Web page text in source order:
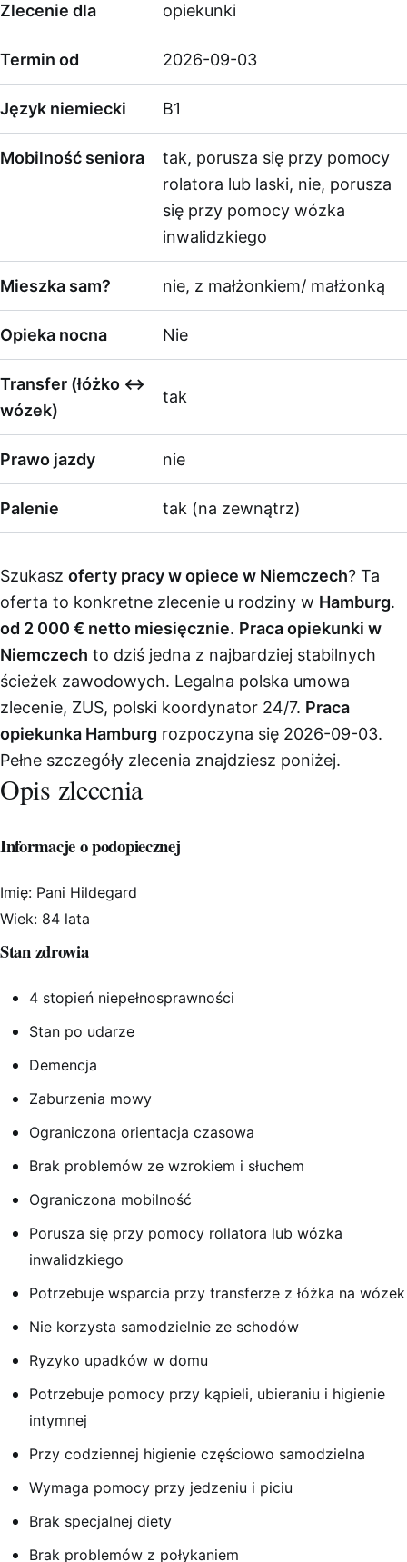
Zlecenie dla opiekunki
Termin od 2026-09-03
Język niemiecki B1
Mobilność seniora
tak, porusza się przy pomocy
rolatora lub laski, nie, porusza
się przy pomocy wózka
inwalidzkiego
Mieszka sam? nie, z małżonkiem/ małżonką
Opieka nocna Nie
Transfer (łóżko ↔
wózek)
tak
Prawo jazdy nie
Palenie tak (na zewnątrz)
Szukasz oferty pracy w opiece w Niemczech? Ta
oferta to konkretne zlecenie u rodziny w Hamburg.
od 2 000 € netto miesięcznie. Praca opiekunki w
Niemczech to dziś jedna z najbardziej stabilnych
ścieżek zawodowych. Legalna polska umowa
zlecenie, ZUS, polski koordynator 24/7. Praca
opiekunka Hamburg rozpoczyna się 2026-09-03.
Pełne szczegóły zlecenia znajdziesz poniżej.
Opis zlecenia
Informacje o podopiecznej
Imię: Pani Hildegard
Wiek: 84 lata
Stan zdrowia
4 stopień niepełnosprawności
Stan po udarze
Demencja
Zaburzenia mowy
Ograniczona orientacja czasowa
Brak problemów ze wzrokiem i słuchem
Ograniczona mobilność
Porusza się przy pomocy rollatora lub wózka
inwalidzkiego
Potrzebuje wsparcia przy transferze z łóżka na wózek
Nie korzysta samodzielnie ze schodów
Ryzyko upadków w domu
Potrzebuje pomocy przy kąpieli, ubieraniu i higienie
intymnej
Przy codziennej higienie częściowo samodzielna
Wymaga pomocy przy jedzeniu i piciu
Brak specjalnej diety
Brak problemów z połykaniem